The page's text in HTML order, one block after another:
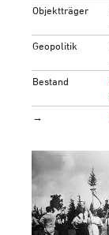
Objektträger
Geopolitik
Bestand
→